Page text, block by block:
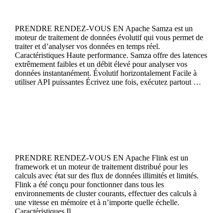
PRENDRE RENDEZ-VOUS EN Apache Samza est un
moteur de traitement de données évolutif qui vous permet de
traiter et d’analyser vos données en temps réel.
Caractéristiques Haute performance. Samza offre des latences
extrêmement faibles et un débit élevé pour analyser vos
données instantanément. Évolutif horizontalement Facile à
utiliser API puissantes Écrivez une fois, exécutez partout …
PRENDRE RENDEZ-VOUS EN Apache Flink est un
framework et un moteur de traitement distribué pour les
calculs avec état sur des flux de données illimités et limités.
Flink a été conçu pour fonctionner dans tous les
environnements de cluster courants, effectuer des calculs à
une vitesse en mémoire et à n’importe quelle échelle.